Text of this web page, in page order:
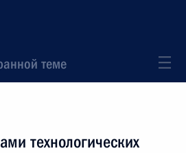
теме
технологических